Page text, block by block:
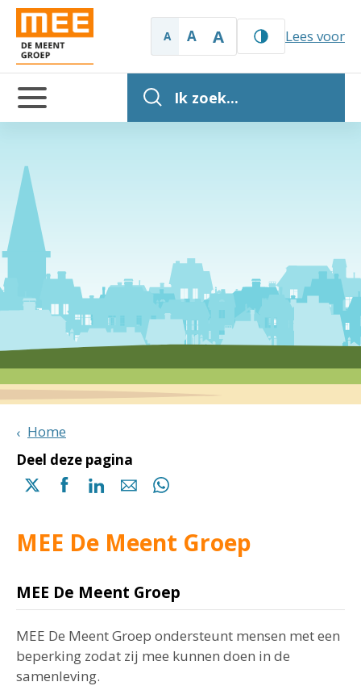
A A A Lees voor
Ik zoek...
Home
Deel deze pagina
Delen
(opent
in
nieuwe
pagina)
Delen
(opent
in
nieuwe
pagina)
Delen
(opent
in
nieuwe
pagina)
Delen
mail
Delen
(opent
in
nieuwe
pagina)
MEE De Meent Groep
MEE De Meent Groep
MEE De Meent Groep ondersteunt mensen met een
beperking zodat zij mee kunnen doen in de
samenleving.